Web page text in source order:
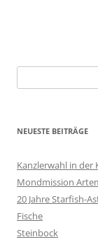
nach:
NEUESTE BEITRÄGE
Kanzlerwahl in der
Mondmission
20 Jahre Starfish-
Fische
Steinbock